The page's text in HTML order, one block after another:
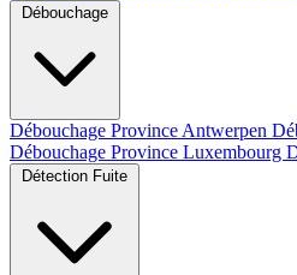
Débouchage Province Antwerpen
Débouchage Province Luxembourg